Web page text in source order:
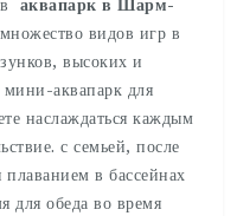
видов игр в
высоких и
аквапарк для
наслаждаться каждым
с семьей, после
в бассейнах
для обеда во время